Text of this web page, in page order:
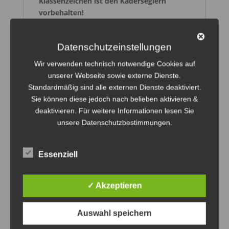
vorbehalten!
Baumwolle, 20% Polyester, Oberstoff
100% Baumwolle (3-lagiger Sweatshirt-
Stoff)
Nackenband in Fischgrätoptik für
Stabilität und besonderen Tragekomfort
flaches Zugband mit Knopflochösen
Gefütterte Kapuze mit Zugband-Führung
nach vorn versetzte Schulternaht
Bündchen und Saum
Kopfhörer-Kabelführung
Kängurutasche
Datenschutzeinstellungen
Wir verwenden technisch notwendige Cookies auf
unserer Webseite sowie externe Dienste.
Standardmäßig sind alle externen Dienste deaktiviert.
Sie können diese jedoch nach belieben aktivieren &
deaktivieren. Für weitere Informationen lesen Sie
unsere Datenschutzbestimmungen.
Essenziell
✓ Akzeptieren
Auswahl speichern